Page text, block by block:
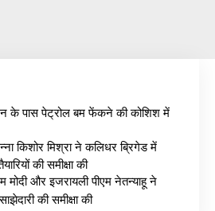
के पास पेट्रोल बम फेंकने की कोशिश में
किशोर मिश्रा ने कलिधर ब्रिगेड में
की समीक्षा की
मोदी और इजरायली पीएम नेतन्याहू ने
की समीक्षा की